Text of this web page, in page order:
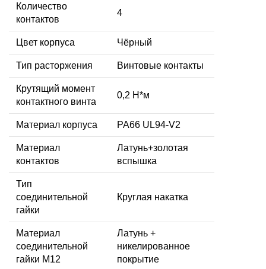
Количество
контактов
4
Цвет корпуса Чёрный
Тип расторжения Винтовые контакты
Крутящий момент
контактного винта
0,2 Н*м
Материал корпуса PA66 UL94-V2
Материал
контактов
Латунь+золотая
вспышка
Тип
соединительной
гайки
Круглая накатка
Материал
соединительной
гайки M12
Латунь +
никелированное
покрытие